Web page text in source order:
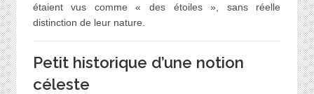
étaient vus comme « des étoiles », sans réelle
distinction de leur nature.
Petit historique d’une notion
céleste